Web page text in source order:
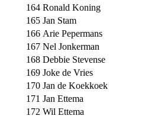
164 Ronald Koning
165 Jan Stam
166 Arie Pepermans
167 Nel Jonkerman
168 Debbie Stevense
169 Joke de Vries
170 Jan de Koekkoek
171 Jan Ettema
172 Wil Ettema